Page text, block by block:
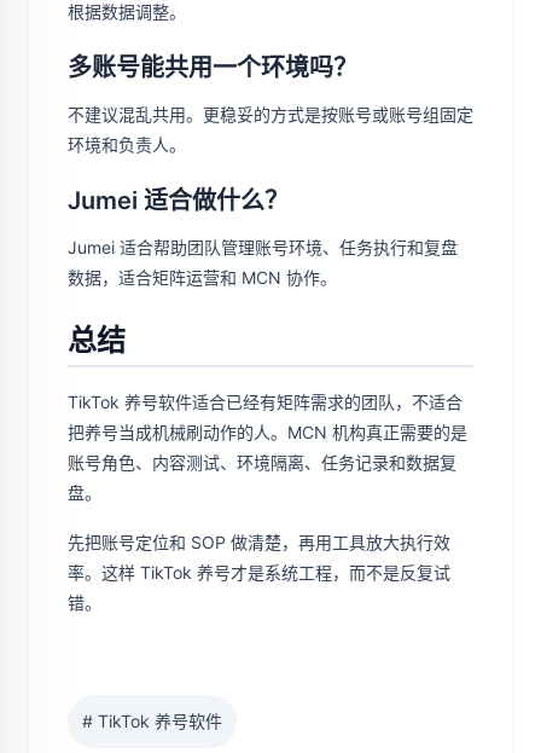
根据数据调整。
多账号能共用一个环境吗？
不建议混乱共用。更稳妥的方式是按账号或账号组固定
环境和负责人。
Jumei 适合做什么？
Jumei 适合帮助团队管理账号环境、任务执行和复盘
数据，适合矩阵运营和 MCN 协作。
总结
TikTok 养号软件适合已经有矩阵需求的团队，不适合
把养号当成机械刷动作的人。MCN 机构真正需要的是
账号角色、内容测试、环境隔离、任务记录和数据复
盘。
先把账号定位和 SOP 做清楚，再用工具放大执行效
率。这样 TikTok 养号才是系统工程，而不是反复试
错。
# TikTok 养号软件